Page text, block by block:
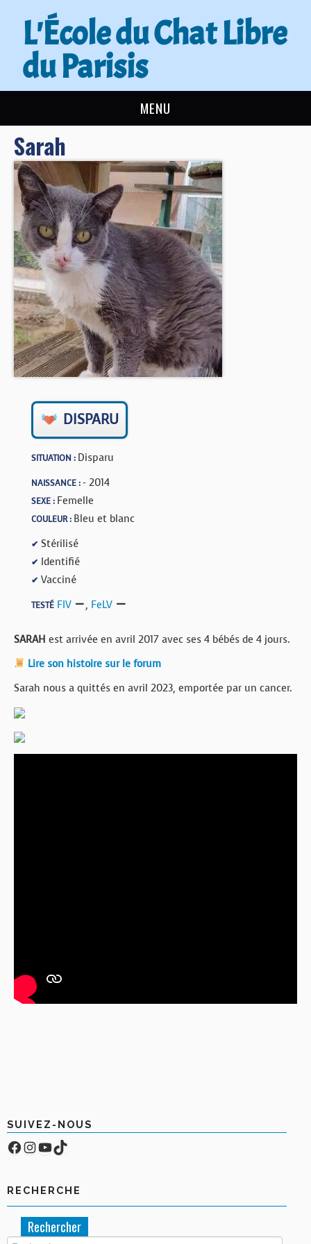
L'École du Chat Libre
du Parisis
MENU
L’ÉCOLE DU CHAT
ACTUALITÉS
ADOPTER
NOUS AIDER
CONTACT
BOUTIQUE
FORUM
Sarah
DISPARU
SITUATION : Disparu
NAISSANCE :- 2014
SEXE : Femelle
COULEUR : Bleu et blanc
✔ Stérilisé
✔ Identifié
✔ Vacciné
TESTÉ FIV , FeLV
SARAH est arrivée en avril 2017 avec ses 4 bébés de 4 jours.
Lire son histoire sur le forum
Sarah nous a quittés en avril 2023, emportée par un cancer.
SUIVEZ-NOUS
Facebook
Compte Instagram
YouTube
TikTok
RECHERCHE
Rechercher :